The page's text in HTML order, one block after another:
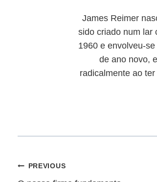
James Reimer
sido criado num lar
1960 e envolveu-
de ano novo,
radicalmente ao
Navegação
PREVIOUS